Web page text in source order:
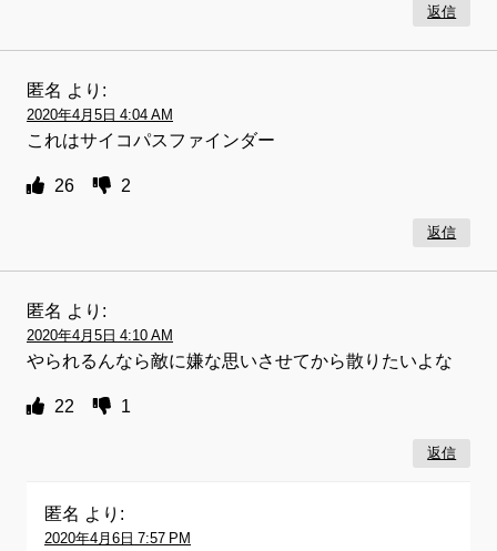
返信
匿名 より:
2020年4月5日 4:04 AM
これはサイコパスファインダー
26 2
返信
匿名 より:
2020年4月5日 4:10 AM
やられるんなら敵に嫌な思いさせてから散りたいよな
22 1
返信
匿名 より:
2020年4月6日 7:57 PM